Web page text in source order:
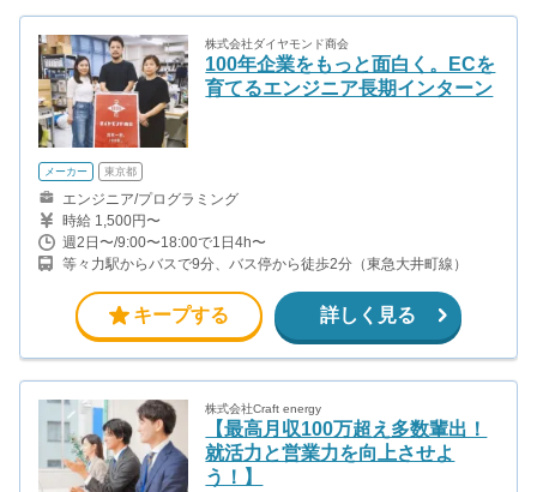
株式会社ダイヤモンド商会
100年企業をもっと面白く。ECを
育てるエンジニア長期インターン
メーカー 東京都
エンジニア/プログラミング
時給 1,500円〜
週2日〜/9:00〜18:00で1日4h〜
等々力駅からバスで9分、バス停から徒歩2分（東急大井町線）
キープする 詳しく見る
株式会社Craft energy
【最高月収100万超え多数輩出！
就活力と営業力を向上させよ
う！】